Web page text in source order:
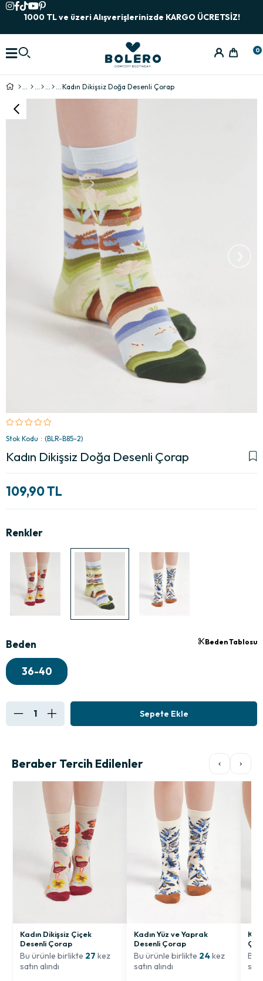
1000 TL ve üzeri Alışverişlerinizde KARGO ÜCRETSİZ!
0
Kadın Dikişsiz Doğa Desenli Çorap
Stok Kodu (BLR-B85-2)
Kadın Dikişsiz Doğa Desenli Çorap
109,90 TL
Beden
36-40
Beden Tablosu
Beraber Tercih Edilenler ‹ ›
Kadın Dikişsiz Çiçek
Desenli Çorap
Bu ürünle birlikte 27 kez
satın alındı
Kadın Yüz ve Yaprak
Desenli Çorap
Bu ürünle birlikte 24kez
satın alındı
Bu